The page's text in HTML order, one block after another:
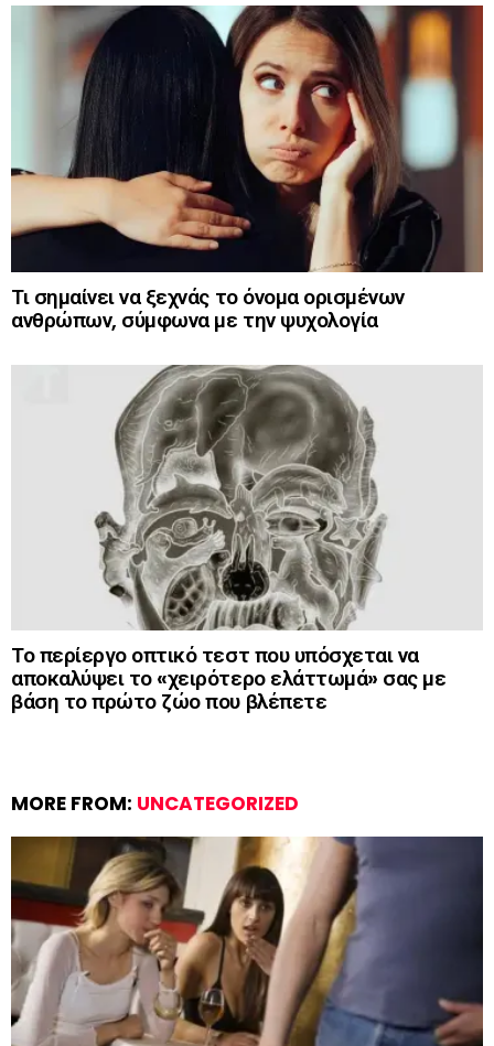
Τι σημαίνει να ξεχνάς το όνομα ορισμένων
ανθρώπων, σύμφωνα με την ψυχολογία
Το περίεργο οπτικό τεστ που υπόσχεται να
αποκαλύψει το «χειρότερο ελάττωμά» σας με
βάση το πρώτο ζώο που βλέπετε
MORE FROM: UNCATEGORIZED